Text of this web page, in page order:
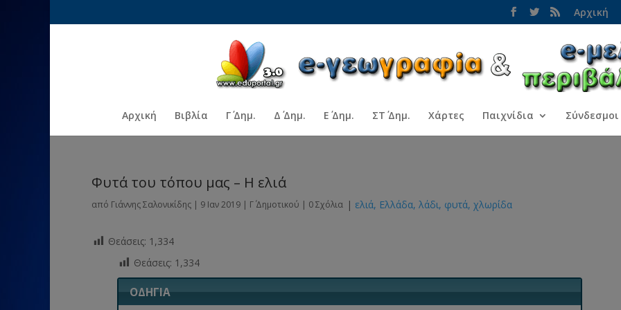
Αρχική
Αρχική Βιβλία Γ΄ Δημ. Δ΄ Δημ. Ε΄ Δημ. ΣΤ΄ Δημ. Χάρτες Παιχνίδια Σύνδεσμοι
Φυτά του τόπου μας – Η ελιά
από Γιάννης Σαλονικίδης | 9 Ιαν 2019 | Γ΄ Δημοτικού | 0 Σχόλια | ελιά Ελλάδα λάδι φυτά χλωρίδα
Θεάσεις: 1,334
Θεάσεις: 1,334
ΟΔΗΓΙΑ